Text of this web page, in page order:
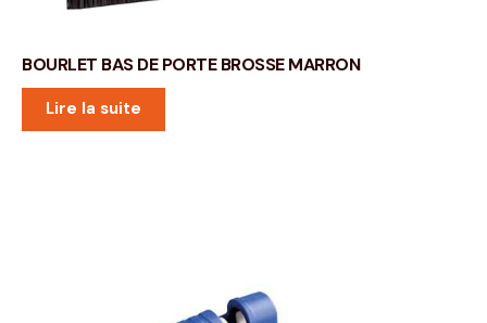
BOURLET BAS DE PORTE BROSSE MARRON
Lire la suite